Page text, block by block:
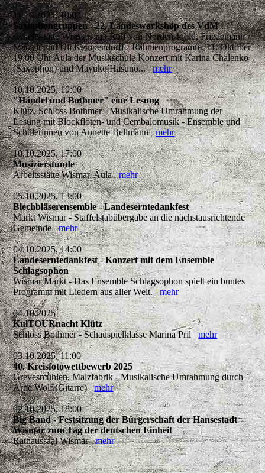
11.10.2025, 10:00
Saxophongruppen - 22. Landesworkshop des VdM
Arbeitsstätte Wismar- mit Rolf von Nordenskjöld, Friedemann
Matzeit und Uli Kempendorff - Rahmenprogramm: 11. Oktober
19.00 Uhr Aula der Musikschule Konzert mit Karina Chalenko
(Saxophon) und Mayuko Hasuno...mehr
10.10.2025, 19:00
"Händel und Bothmer" eine Lesung
Klütz, Schloss Bothmer - Musikalische Umrahmung der
Lesung mit Blockflöten- und Cembalomusik - Ensemble und
Schülerinnen von Annette Bellmannmehr
10.10.2025, 17:00
Musizierstunde
Arbeitsstätte Wismar, Aulamehr
05.10.2025, 13:00
Blechbläserensemble - Landeserntedankfest
Markt Wismar - Staffelstabübergabe an die nächstausrichtende
Gemeindemehr
04.10.2025, 14:00
Landeserntedankfest - Konzert mit dem Ensemble
Schlagsophon
Wismar Markt - Das Ensemble Schlagsophon spielt ein buntes
Programm mit Liedern aus aller Welt.mehr
04.10.2025
KulTOURnacht Klütz
Schloss Bothmer - Schauspielklasse Marina Prilmehr
03.10.2025, 11:00
40. Kreisfotowettbewerb 2025
Grevesmühlen, Malzfabrik - Musikalische Umrahmung durch
Arne Wolf (Gitarre)mehr
02.10.2025, 18:00
Big Band - Festsitzung der Bürgerschaft der Hansestadt
Wismar zum Tag der deutschen Einheit
Rathaussaal Wismarmehr